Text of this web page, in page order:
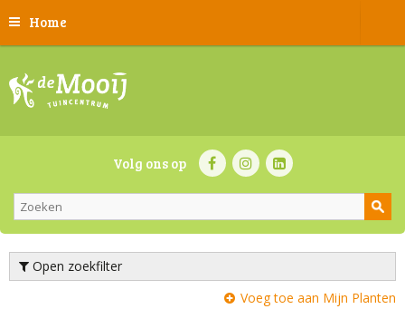
Home
Volg ons op
Open zoekfilter
Voeg toe aan Mijn Planten